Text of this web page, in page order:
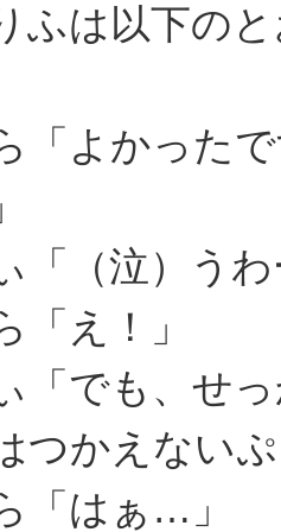
ふは以下の
「よかった
「（泣）う
「え！」
「でも、せ
つかえない
「はぁ…」